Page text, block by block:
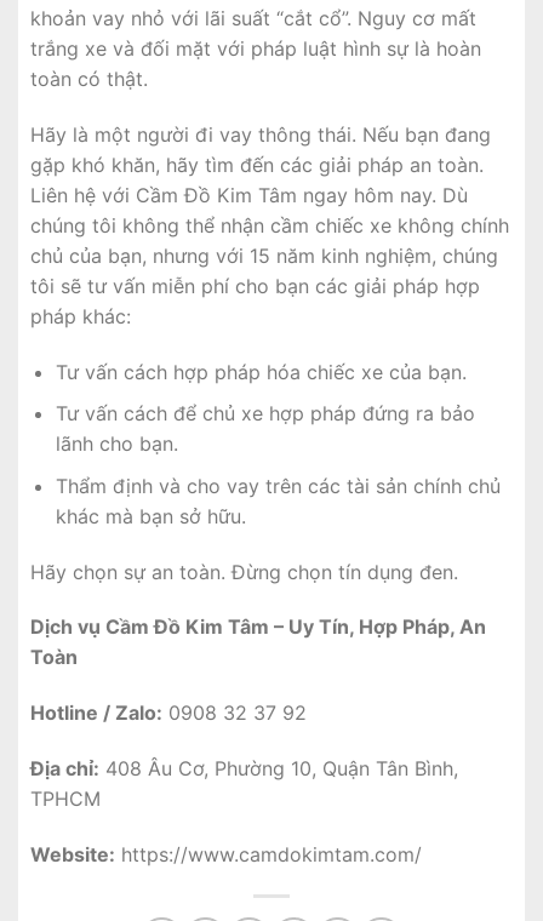
khoản vay nhỏ với lãi suất “cắt cổ”. Nguy cơ mất
trắng xe và đối mặt với pháp luật hình sự là hoàn
toàn có thật.
Hãy là một người đi vay thông thái. Nếu bạn đang
gặp khó khăn, hãy tìm đến các giải pháp an toàn.
Liên hệ với Cầm Đồ Kim Tâm ngay hôm nay. Dù
chúng tôi không thể nhận cầm chiếc xe không chính
chủ của bạn, nhưng với 15 năm kinh nghiệm, chúng
tôi sẽ tư vấn miễn phí cho bạn các giải pháp hợp
pháp khác:
Tư vấn cách hợp pháp hóa chiếc xe của bạn.
Tư vấn cách để chủ xe hợp pháp đứng ra bảo
lãnh cho bạn.
Thẩm định và cho vay trên các tài sản chính chủ
khác mà bạn sở hữu.
Hãy chọn sự an toàn. Đừng chọn tín dụng đen.
Dịch vụ Cầm Đồ Kim Tâm – Uy Tín, Hợp Pháp, An
Toàn
Hotline / Zalo: 0908 32 37 92
Địa chỉ: 408 Âu Cơ, Phường 10, Quận Tân Bình,
TPHCM
Website: https://www.camdokimtam.com/